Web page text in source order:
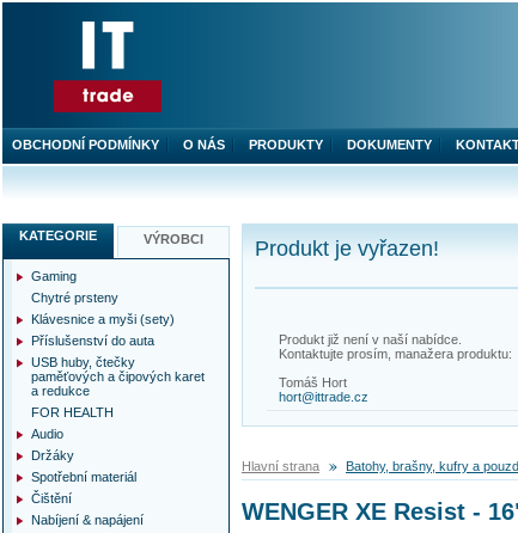
Produkt je vyřazen!
Produkt již není v naší nabídce.
Kontaktujte prosím, manažera produktu:
Tomáš Hort
hort@ittrade.cz
Hlavní strana Batohy, brašny, kufry a
WENGER XE Resist -
KATEGORIE VÝROBCI
Gaming
Chytré prsteny
Klávesnice a myši (sety)
Příslušenství do auta
USB huby, čtečky
paměťových a čipových karet
a redukce
FOR HEALTH
Audio
Držáky
Spotřební materiál
Čištění
Nabíjení & napájení
OBCHODNÍ PODMÍNKY O NÁS PRODUKTY DOKUMENTY